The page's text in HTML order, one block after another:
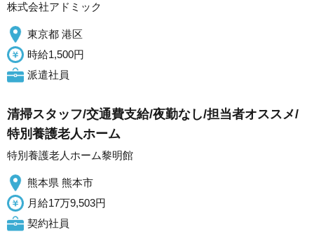
株式会社アドミック
東京都 港区
時給1,500円
派遣社員
清掃スタッフ/交通費支給/夜勤なし/担当者オススメ/
特別養護老人ホーム
特別養護老人ホーム黎明館
熊本県 熊本市
月給17万9,503円
契約社員